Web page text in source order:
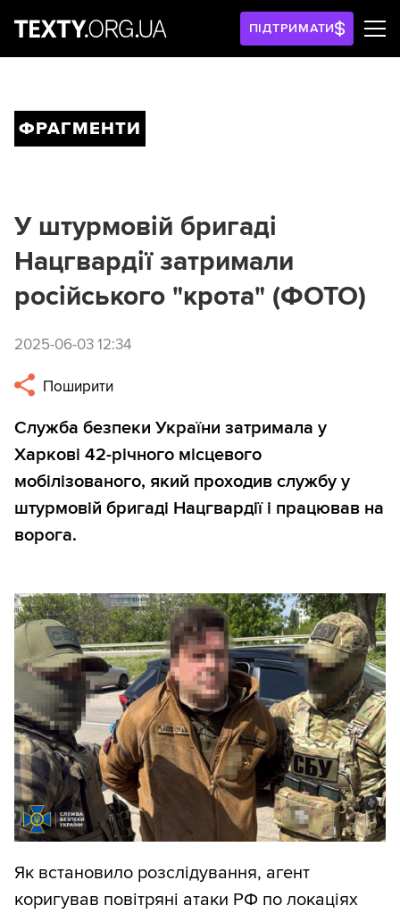
ПІДТРИМАТИ
ФРАГМЕНТИ
У штурмовій бригаді
Нацгвардії затримали
російського "крота" (ФОТО)
2025-06-03 12:34
Поширити
Служба безпеки України затримала у
Харкові 42-річного місцевого
мобілізованого, який проходив службу у
штурмовій бригаді Нацгвардії і працював на
ворога.
Як встановило розслідування, агент
коригував повітряні атаки РФ по локаціях